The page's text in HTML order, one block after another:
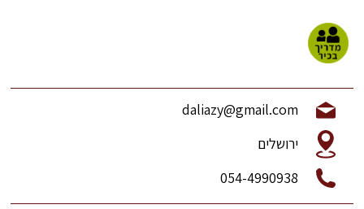
daliazy@gmail.com
ירושלים
054-4990938